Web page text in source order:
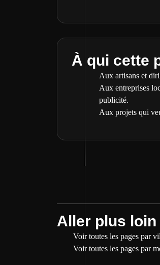
À qui cette
Aux artisans et
Aux entreprises
publicité.
Aux projets qui
Aller plus loin
Voir toutes les pages par
Voir toutes les pages par